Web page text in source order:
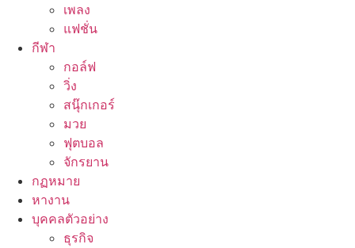
เพลง
แฟชั่น
กีฬา
กอล์ฟ
วิ่ง
สนุ๊กเกอร์
มวย
ฟุตบอล
จักรยาน
กฏหมาย
หางาน
บุคคลตัวอย่าง
ธุรกิจ